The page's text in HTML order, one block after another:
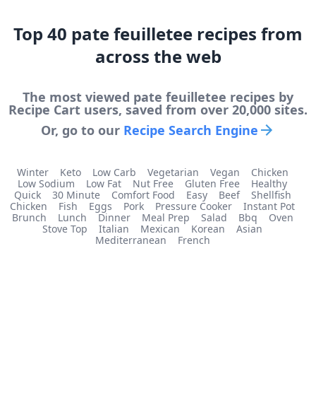
Top 40 pate feuilletee recipes from
across the web
The most viewed pate feuilletee recipes by
Recipe Cart users, saved from over 20,000 sites.
Or, go to our Recipe Search Engine
Winter Keto Low Carb Vegetarian Vegan
Chicken
Low Sodium
Low Fat Nut Free Gluten Free
Healthy
Quick
30 Minute Comfort Food Easy Beef
Shellfish
Chicken
Fish Eggs Pork Pressure Cooker
Instant Pot
Brunch
Lunch Dinner Meal Prep Salad Bbq
Oven
Stove Top
Italian Mexican Korean
Asian
Mediterranean
French